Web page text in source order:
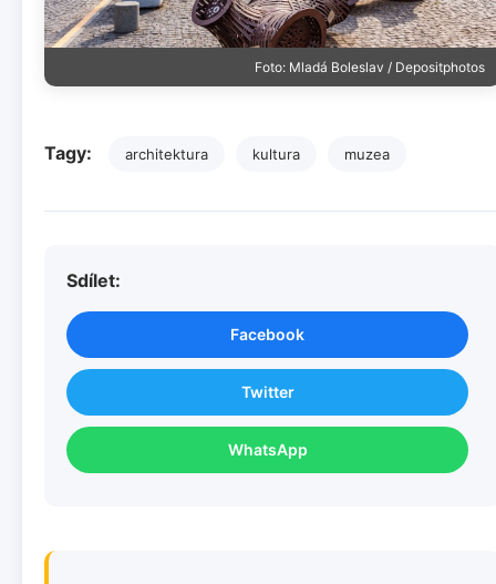
Foto: Mladá Boleslav / Depositphotos
Tagy: architektura kultura muzea
Sdílet:
Facebook
Twitter
WhatsApp